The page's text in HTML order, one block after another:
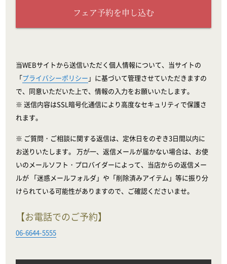
フェア予約を申し込む
当WEBサイトから送信いただく個人情報について、当サイトの
「プライバシーポリシー 」に基づいて管理させていただきますの
で、同意いただいた上で、情報の入力をお願いいたします。
※ 送信内容はSSL暗号化通信により高度なセキュリティで保護さ
れます。
※ ご質問・ご相談に関する返信は、定休日をのぞき3日間以内に
お送りいたします。 万が一、返信メールが届かない場合は、お使
いのメールソフト・プロバイダーによって、当店からの返信メー
ルが 「迷惑メールフォルダ」や「削除済みアイテム」等に振り分
けられている可能性がありますので、ご確認くださいませ。
【お電話でのご予約】
06-6644-5555